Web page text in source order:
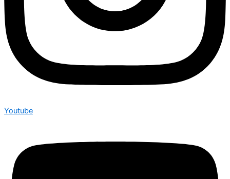
Youtube